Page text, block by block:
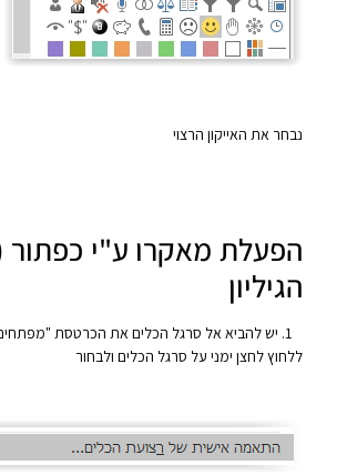
נבחר את האייקון הרצוי
הפעלת מאקרו ע"י
הגיליון
יש להביא אל סרגל הכלים את הכרטסת
ללחוץ לחצן ימני על סרגל הכלים ולבחור